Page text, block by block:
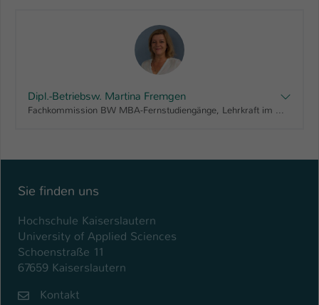
Dipl.-Betriebsw. Martina Fremgen
Fachkommission BW MBA-Fernstudiengänge, Lehrkraft im MBA Innovations-Management, Lehrkraft im MBA Marketing-Management, Lehrkraft im MBA Motorsport-Management, Lehrkraft im MBA Sport-Management, Lehrkraft im MBA Vertriebsingenieur/in
Sie finden uns
Hochschule Kaiserslautern
University of Applied Sciences
Schoenstraße 11
67659 Kaiserslautern
Kontakt